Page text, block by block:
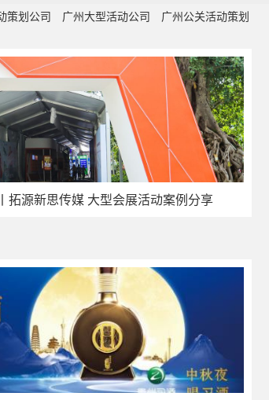
策划公司 广州大型活动公司 广州公关活动策划
拓源新思传媒 大型会展活动案例分享